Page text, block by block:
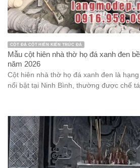
CỘT ĐÁ CỘT HIÊN KIẾN TRÚC ĐÁ
Mẫu cột hiên nhà thờ họ đá xanh đen
năm 2026
Cột hiên nhà thờ họ đá xanh đen là
nổi bật tại Ninh Bình, thường được chế